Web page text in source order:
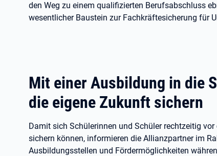
den Weg zu einem qualifizierten Berufsabschluss
wesentlicher Baustein zur Fachkräftesicherung für
Mit einer Ausbildung in die
die eigene Zukunft sichern
Damit sich Schülerinnen und Schüler rechtzeitig
sichern können, informieren die Allianzpartner im
Ausbildungsstellen und Fördermöglichkeiten